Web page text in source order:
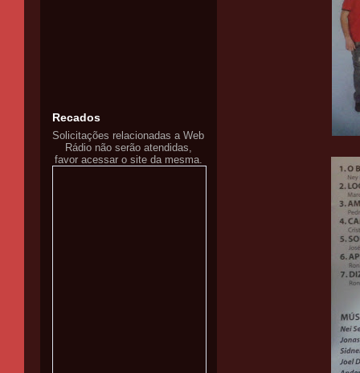
Recados
Solicitações relacionadas a Web
Rádio não serão atendidas,
favor acessar o site da mesma.